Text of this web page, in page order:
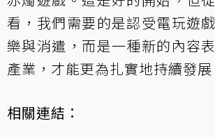
看，我們需要的是認受電玩遊
樂與消遣，而是一種新的內容
產業，才能更為扎實地持續發展
相關連結：